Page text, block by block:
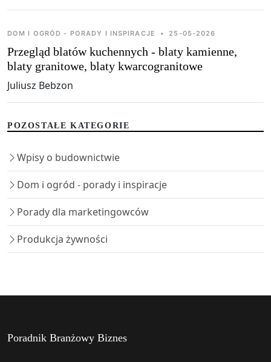
DOM I OGRÓD - PORADY I INSPIRACJE • 25-05-2026
Przegląd blatów kuchennych - blaty kamienne,
blaty granitowe, blaty kwarcogranitowe
Juliusz Bebzon
POZOSTAŁE KATEGORIE
Wpisy o budownictwie
Dom i ogród - porady i inspiracje
Porady dla marketingowców
Produkcja żywności
Poradnik Branżowy Biznes